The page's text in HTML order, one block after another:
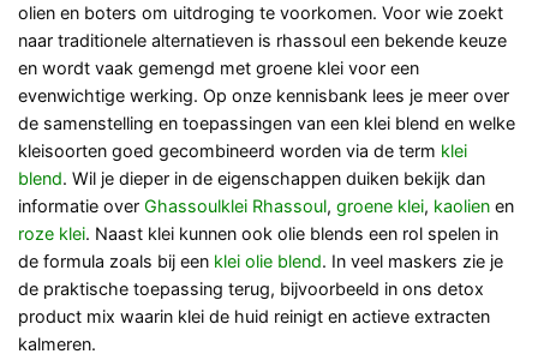
olien en boters om uitdroging te voorkomen. Voor wie zoekt
naar traditionele alternatieven is rhassoul een bekende keuze
en wordt vaak gemengd met groene klei voor een
evenwichtige werking. Op onze kennisbank lees je meer over
de samenstelling en toepassingen van een klei blend en welke
kleisoorten goed gecombineerd worden via de term klei
blend. Wil je dieper in de eigenschappen duiken bekijk dan
informatie over Ghassoulklei Rhassoul, groene klei, kaolien en
roze klei. Naast klei kunnen ook olie blends een rol spelen in
de formula zoals bij een klei olie blend. In veel maskers zie je
de praktische toepassing terug, bijvoorbeeld in ons detox
product mix waarin klei de huid reinigt en actieve extracten
kalmeren.